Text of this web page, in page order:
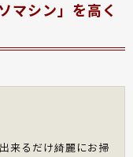
マシン」を高く
来るだけ綺麗にお掃